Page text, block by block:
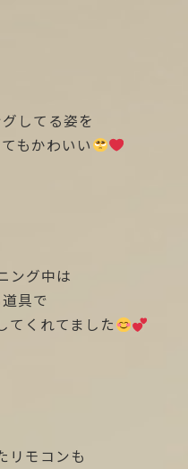
してる姿を
もかわいい
ング中は
具で
てくれてました
リモコンも